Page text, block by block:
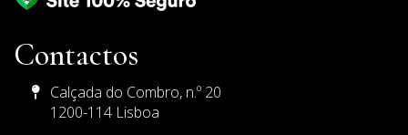
Contactos
Calçada do Combro, n.º 20
1200-114 Lisboa